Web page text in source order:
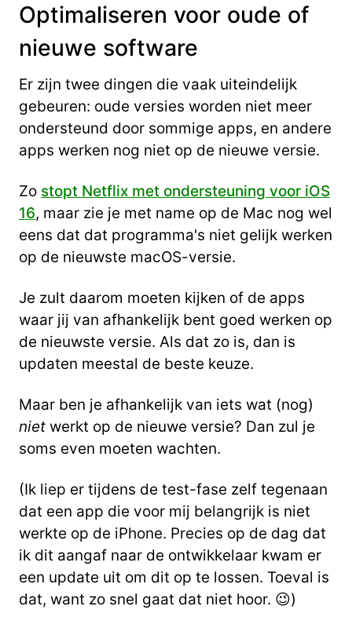
Optimaliseren voor oude of
nieuwe software
Er zijn twee dingen die vaak uiteindelijk
gebeuren: oude versies worden niet meer
ondersteund door sommige apps, en andere
apps werken nog niet op de nieuwe versie.
Zo stopt Netflix met ondersteuning voor iOS
16, maar zie je met name op de Mac nog wel
eens dat dat programma's niet gelijk werken
op de nieuwste macOS-versie.
Je zult daarom moeten kijken of de apps
waar jij van afhankelijk bent goed werken op
de nieuwste versie. Als dat zo is, dan is
updaten meestal de beste keuze.
Maar ben je afhankelijk van iets wat (nog)
niet werkt op de nieuwe versie? Dan zul je
soms even moeten wachten.
(Ik liep er tijdens de test-fase zelf tegenaan
dat een app die voor mij belangrijk is niet
werkte op de iPhone. Precies op de dag dat
ik dit aangaf naar de ontwikkelaar kwam er
een update uit om dit op te lossen. Toeval is
dat, want zo snel gaat dat niet hoor. 😉)